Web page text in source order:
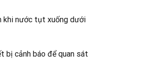
khi nước tụt xuống dưới
bị cảnh báo để quan sát